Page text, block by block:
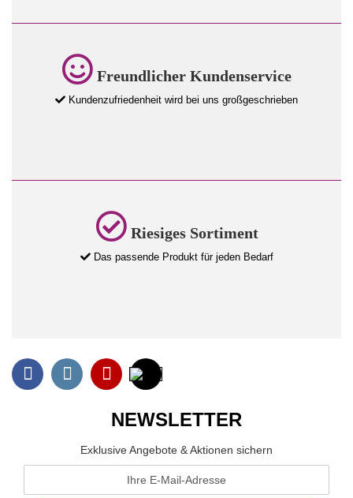
Freundlicher Kundenservice
Kundenzufriedenheit wird bei uns großgeschrieben
Riesiges Sortiment
Das passende Produkt für jeden Bedarf
NEWSLETTER
Exklusive Angebote & Aktionen sichern